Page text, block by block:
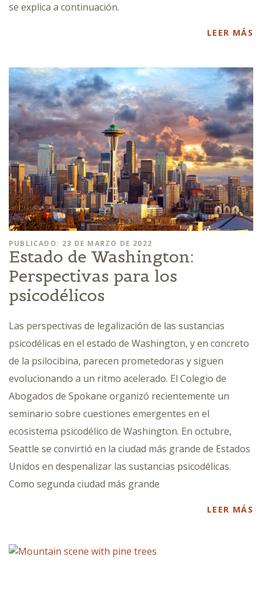
se explica a continuación.
LEER MÁS
PUBLICADO: 23 DE MARZO DE 2022
Estado de Washington:
Perspectivas para los
psicodélicos
Las perspectivas de legalización de las sustancias
psicodélicas en el estado de Washington, y en concreto
de la psilocibina, parecen prometedoras y siguen
evolucionando a un ritmo acelerado. El Colegio de
Abogados de Spokane organizó recientemente un
seminario sobre cuestiones emergentes en el
ecosistema psicodélico de Washington. En octubre,
Seattle se convirtió en la ciudad más grande de Estados
Unidos en despenalizar las sustancias psicodélicas.
Como segunda ciudad más grande
LEER MÁS